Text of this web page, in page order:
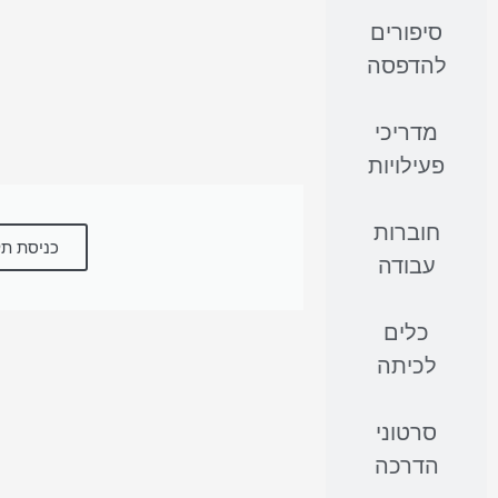
סיפורים
להדפסה
מדריכי
פעילויות
חוברות
עבודה
כלים
לכיתה
סרטוני
הדרכה
כניסת